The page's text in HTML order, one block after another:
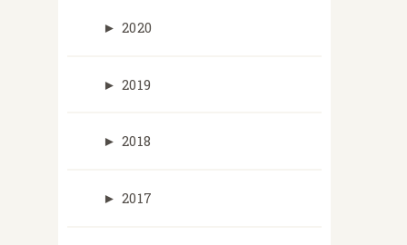
► 2020
► 2019
► 2018
► 2017